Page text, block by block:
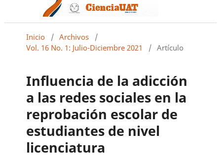
Inicio / Archivos
/
Vol. 16 No. 1: Julio-Diciembre 2021
/ Artículo
Influencia de la adicción
a las redes sociales en la
reprobación escolar de
estudiantes de nivel
licenciatura